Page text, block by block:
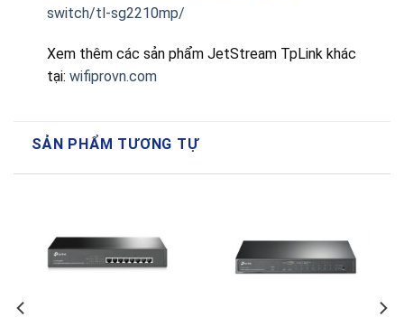
switch/tl-sg2210mp/
Xem thêm các sản phẩm JetStream TpLink khác
tại: wifiprovn.com
SẢN PHẨM TƯƠNG TỰ